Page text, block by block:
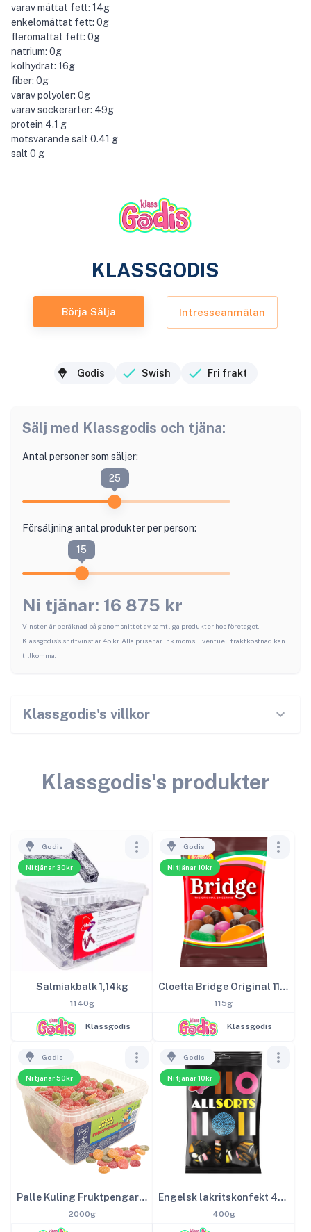
varav mättat fett: 14g
enkelomättat fett: 0g
fleromättat fett: 0g
natrium: 0g
kolhydrat: 16g
fiber: 0g
varav polyoler: 0g
varav sockerarter: 49g
protein 4.1 g
motsvarande salt 0.41 g
salt 0 g
KLASSGODIS
Börja Sälja Intresseanmälan
Godis Swish Fri frakt
Sälj med Klassgodis och tjäna:
Antal personer som säljer:
25
Försäljning antal produkter per person:
15
Ni tjänar: 16 875 kr
Vinsten är beräknad på genomsnittet av samtliga produkter hos företaget.
Klassgodis's snittvinst är45 kr. Alla priser är ink moms. Eventuell fraktkostnad kan
tillkomma.
Klassgodis's villkor
Klassgodis's produkter
Ni tjänar 30kr
Godis
Salmiakbalk 1,14kg
1140g
Klassgodis
Ni tjänar 10kr
Godis
Cloetta Bridge Original 115g
115g
Klassgodis
Ni tjänar 50kr
Godis
Palle Kuling Fruktpengar 2kg
2000g
Ni tjänar 10kr
Godis
Engelsk lakritskonfekt 400g
400g